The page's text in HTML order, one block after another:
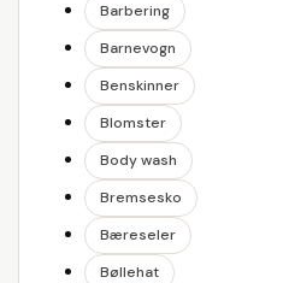
Barbering
Barnevogn
Benskinner
Blomster
Body wash
Bremsesko
Bæreseler
Bøllehat